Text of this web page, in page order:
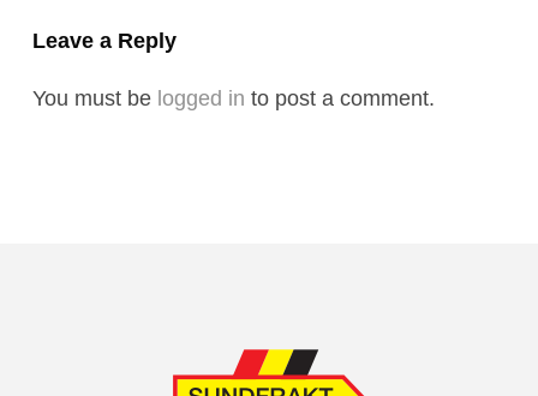
Leave a Reply
You must be logged in to post a comment.